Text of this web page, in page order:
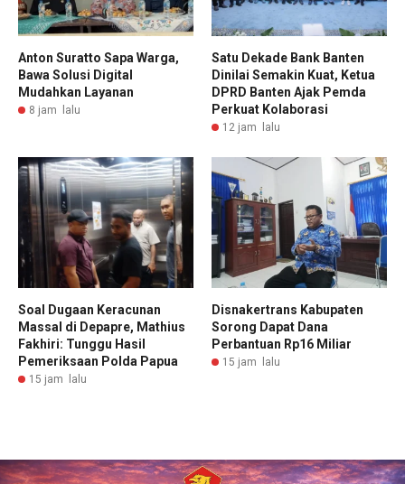
Anton Suratto Sapa Warga,
Bawa Solusi Digital
Mudahkan Layanan
8 jam lalu
Satu Dekade Bank Banten
Dinilai Semakin Kuat, Ketua
DPRD Banten Ajak Pemda
Perkuat Kolaborasi
12 jam lalu
Soal Dugaan Keracunan
Massal di Depapre, Mathius
Fakhiri: Tunggu Hasil
Pemeriksaan Polda Papua
15 jam lalu
Disnakertrans Kabupaten
Sorong Dapat Dana
Perbantuan Rp16 Miliar
15 jam lalu